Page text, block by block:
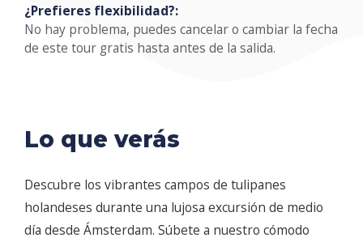
¿Prefieres flexibilidad?:
No hay problema, puedes cancelar o cambiar la fecha
de este tour gratis hasta antes de la salida.
Lo que verás
Descubre los vibrantes campos de tulipanes
holandeses durante una lujosa excursión de medio
día desde Ámsterdam. Súbete a nuestro cómodo